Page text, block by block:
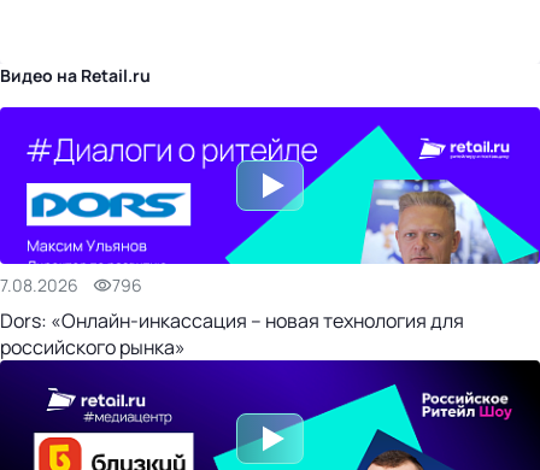
Видео на Retail.ru
7.08.2026 796
Dors: «Онлайн-инкассация – новая технология для
российского рынка»